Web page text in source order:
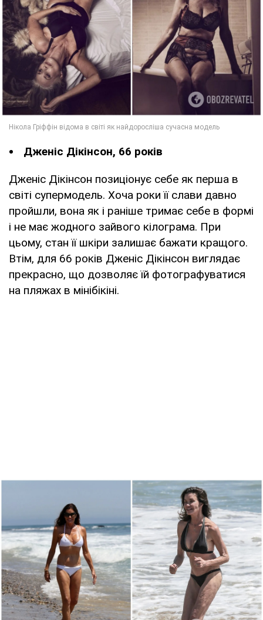
Дженіс Дікінсон, 66 років
Дженіс Дікінсон позиціонує себе як перша в
світі супермодель. Хоча роки її слави давно
пройшли, вона як і раніше тримає себе в формі
і не має жодного зайвого кілограма. При
цьому, стан її шкіри залишає бажати кращого.
Втім, для 66 років Дженіс Дікінсон виглядає
прекрасно, що дозволяє їй фотографуватися
на пляжах в мінібікіні.